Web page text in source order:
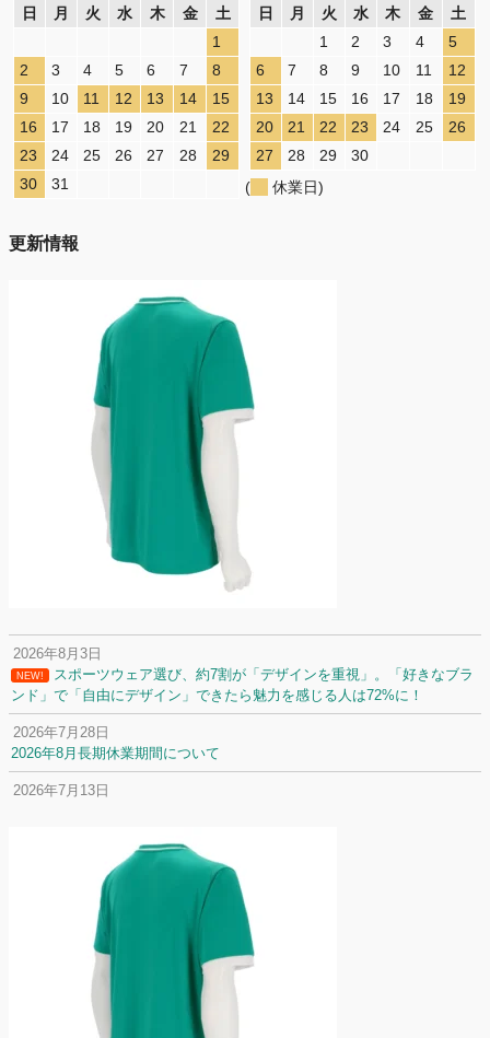
日 月 火 水 木 金
土
1
2
3 4 5 6 7
8
9
10 11 12 13 14
15
16
17 18 19 20 21
22
23
24 25 26 27 28
29
30
31
日 月 火 水 木 金
土
1
2 3 4
5
6
7 8 9 10 11
12
13
14 15 16 17 18
19
20
21 22 23 24 25
26
27
28 29
30
(
休業日)
更新情報
2026年8月3日
NEW!
スポーツウェア選び、約7割が「デザインを重視」。「好きなブラ
ンド」で「自由にデザイン」できたら魅力を感じる人は72%に！
2026年7月28日
2026年8月長期休業期間について
2026年7月13日
名前入りユニフォームで子どもの自信が「プラスになった」と感じた保
護者は約67%！「やや高いと感じたが納得して購入した」と価値を実感
する声も32.7%に！
2026年6月15日
応援ユニフォーム、約53％が「会場に一体感があってよい」と回答。チ
ームへの愛情が伝わる応援スタイルとは？